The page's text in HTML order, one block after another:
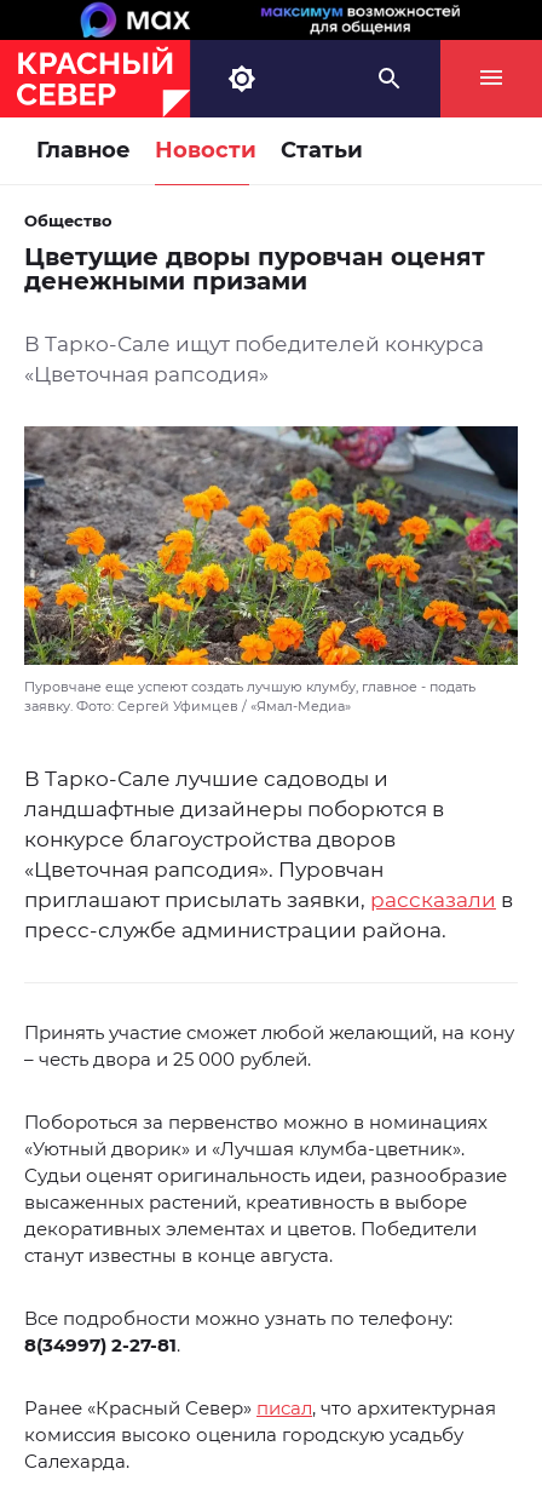
Главное Новости Статьи
Общество
Цветущие дворы пуровчан оценят
денежными призами
В Тарко-Сале ищут победителей конкурса
«Цветочная рапсодия»
Пуровчане еще успеют создать лучшую клумбу, главное - подать
заявку. Фото: Сергей Уфимцев / «Ямал-Медиа»
В Тарко-Сале лучшие садоводы и
ландшафтные дизайнеры поборются в
конкурсе благоустройства дворов
«Цветочная рапсодия». Пуровчан
приглашают присылать заявки, рассказали в
пресс-службе администрации района.
Принять участие сможет любой желающий, на кону
– честь двора и 25 000 рублей.
Побороться за первенство можно в номинациях
«Уютный дворик» и «Лучшая клумба-цветник».
Судьи оценят оригинальность идеи, разнообразие
высаженных растений, креативность в выборе
декоративных элементах и цветов. Победители
станут известны в конце августа.
Все подробности можно узнать по телефону:
8(34997) 2-27-81.
Ранее «Красный Север» писал, что архитектурная
комиссия высоко оценила городскую усадьбу
Салехарда.